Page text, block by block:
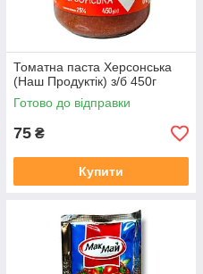
Томатна паста Херсонська
(Наш Продуктік) з/б 450г
Готово до відправки
75 ₴
Купити